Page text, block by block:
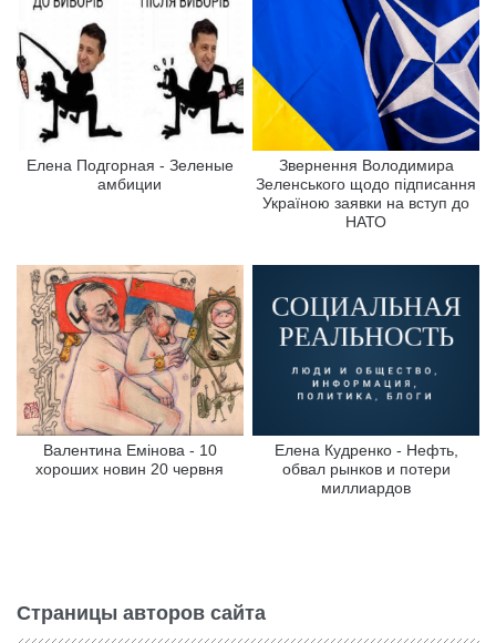
Елена Подгорная - Зеленые
амбиции
Звернення Володимира
Зеленського щодо підписання
Україною заявки на вступ до
НАТО
Валентина Емінова - 10
хороших новин 20 червня
Елена Кудренко - Нефть,
обвал рынков и потери
миллиардов
Страницы авторов сайта